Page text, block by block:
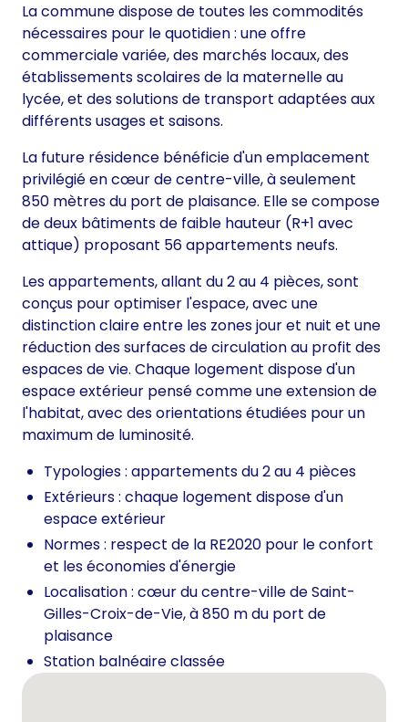
La commune dispose de toutes les commodités
nécessaires pour le quotidien : une offre
commerciale variée, des marchés locaux, des
établissements scolaires de la maternelle au
lycée, et des solutions de transport adaptées aux
différents usages et saisons.
La future résidence bénéficie d'un emplacement
privilégié en cœur de centre-ville, à seulement
850 mètres du port de plaisance. Elle se compose
de deux bâtiments de faible hauteur (R+1 avec
attique) proposant 56 appartements neufs.
Les appartements, allant du 2 au 4 pièces, sont
conçus pour optimiser l'espace, avec une
distinction claire entre les zones jour et nuit et une
réduction des surfaces de circulation au profit des
espaces de vie. Chaque logement dispose d'un
espace extérieur pensé comme une extension de
l'habitat, avec des orientations étudiées pour un
maximum de luminosité.
Typologies : appartements du 2 au 4 pièces
Extérieurs : chaque logement dispose d'un
espace extérieur
Normes : respect de la RE2020 pour le confort
et les économies d'énergie
Localisation : cœur du centre-ville de Saint-
Gilles-Croix-de-Vie, à 850 m du port de
plaisance
Station balnéaire classée